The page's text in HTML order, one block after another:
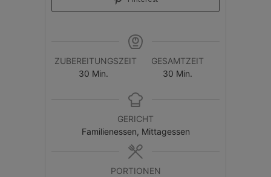
ZUBEREITUNGSZEIT
30 Min.
GESAMTZEIT
30 Min.
GERICHT
Familienessen, Mittagessen
PORTIONEN